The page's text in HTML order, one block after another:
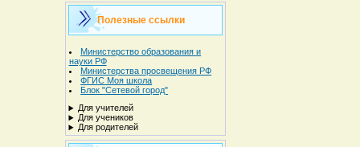
Полезные ссылки
Министерство образования и
науки РФ
Министерства просвещения РФ
ФГИС Моя школа
Блок "Сетевой город"
Для учителей
Для учеников
Для родителей